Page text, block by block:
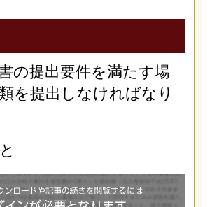
の提出要件を満たす場
を提出しなければなり